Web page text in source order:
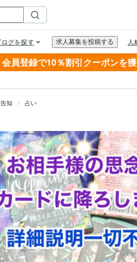
会員登録で10％割引クーポンを獲
告知 占い